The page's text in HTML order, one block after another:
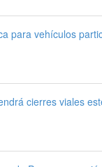
para vehículos
cierres viales